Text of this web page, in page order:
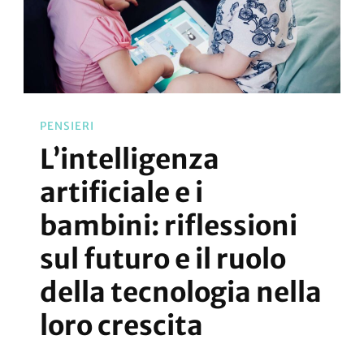
PENSIERI
L’intelligenza
artificiale e i
bambini: riflessioni
sul futuro e il ruolo
della tecnologia nella
loro crescita